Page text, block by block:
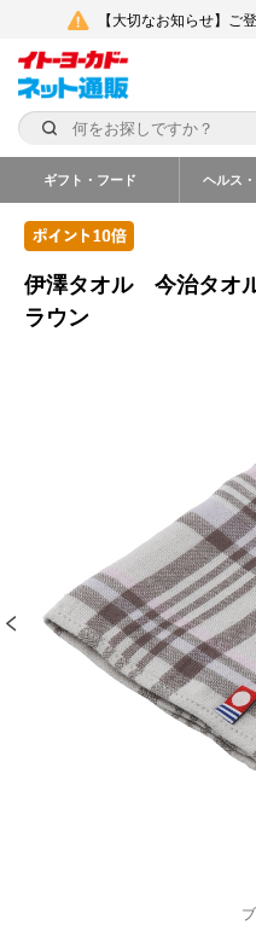
【大切なお知らせ】ご
ギフト・フード ヘルス
伊澤タオル 今治タオ
ラウン